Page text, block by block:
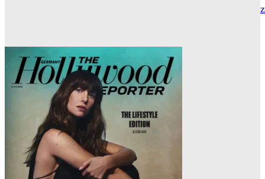
Die Geschichte hinter „Olivia Jones“ – Vom Provinzjungen